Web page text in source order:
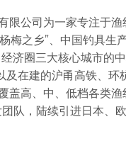
限公司为一家专注于
梅之乡”、中国钓具
济圈三大核心城市
在建的沪甬高铁、
盖高、中、低档各类
队，陆续引进日本、